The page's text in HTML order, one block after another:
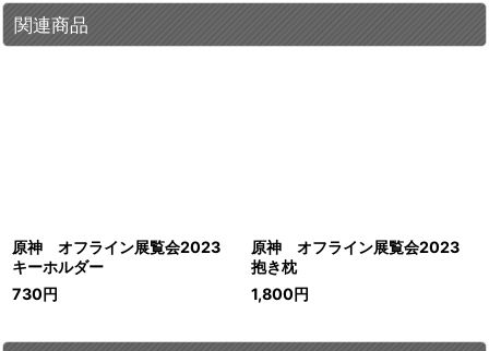
関連商品
原神 オフライン展覧会2023
キーホルダー
730円
原神 オフライン展覧会2023
抱き枕
1,800円